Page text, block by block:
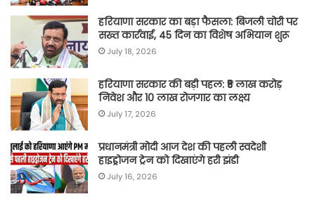
हरियाणा सरकार का बड़ा फैसला: बिजली चोरी पर
सख्त कार्रवाई, 45 दिन का विशेष अभियान शुरू
July 18, 2026
हरियाणा सरकार की बड़ी पहल: ₹5 लाख करोड़
निवेश और 10 लाख रोजगार का लक्ष्य
July 17, 2026
प्रधानमंत्री मोदी आज देश की पहली स्वदेशी
हाइड्रोजन ट्रेन को दिखाएंगे हरी झंडी
July 16, 2026